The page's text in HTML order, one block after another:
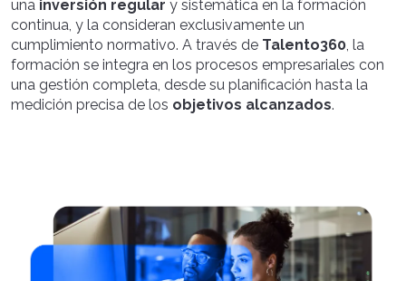
una inversión regular y sistemática en la formación
continua, y la consideran exclusivamente un
cumplimiento normativo. A través de Talento360, la
formación se integra en los procesos empresariales con
una gestión completa, desde su planificación hasta la
medición precisa de los objetivos alcanzados.